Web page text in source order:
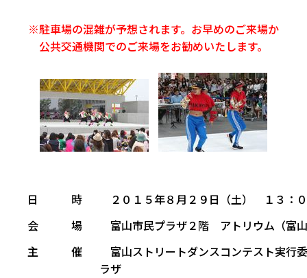
※駐車場の混雑が予想されます。お早めのご来場か
公共交通機関でのご来場をお勧めいたします。
日 時
２０１５年８月２９日（土） １３：
会 場
富山市民プラザ２階 アトリウム（富
主 催
富山ストリートダンスコンテスト実行
ラザ